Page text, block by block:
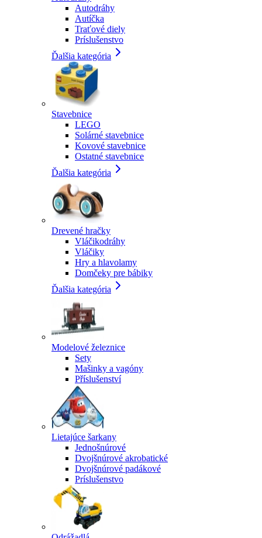
Autodráhy
Autíčka
Traťové diely
Príslušenstvo
Ďalšia kategória
Stavebnice
LEGO
Solárné stavebnice
Kovové stavebnice
Ostatné stavebnice
Ďalšia kategória
Drevené hračky
Vláčikodráhy
Vláčiky
Hry a hlavolamy
Domčeky pre bábiky
Ďalšia kategória
Modelové železnice
Sety
Mašinky a vagóny
Příslušenství
Lietajúce šarkany
Jednošnúrové
Dvojšnúrové akrobatické
Dvojšnúrové padákové
Príslušenstvo